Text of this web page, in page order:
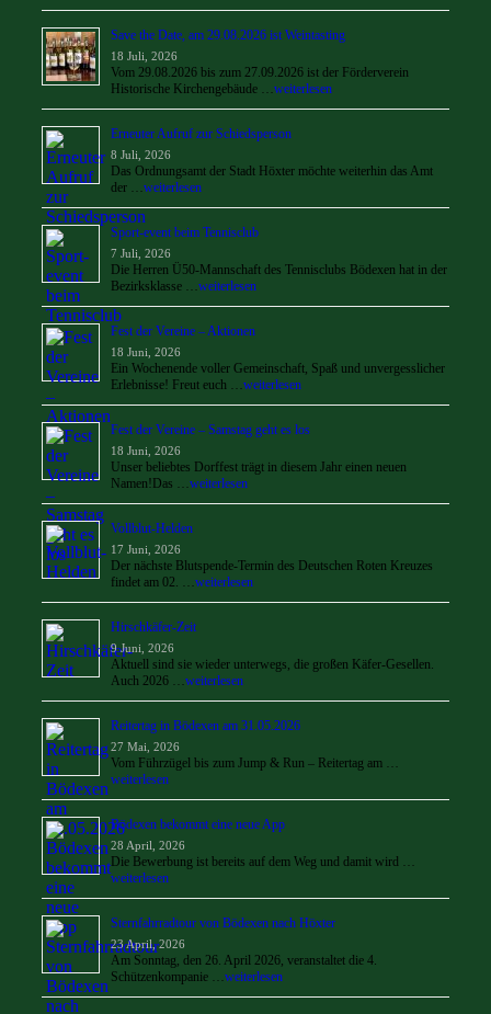
Save the Date, am 29.08.2026 ist Weintasting
18 Juli, 2026
Vom 29.08.2026 bis zum 27.09.2026 ist der Förderverein
Historische Kirchengebäude …weiterlesen
Erneuter Aufruf zur Schiedsperson
8 Juli, 2026
Das Ordnungsamt der Stadt Höxter möchte weiterhin das Amt
der …weiterlesen
Sport-event beim Tennisclub
7 Juli, 2026
Die Herren Ü50-Mannschaft des Tennisclubs Bödexen hat in der
Bezirksklasse …weiterlesen
Fest der Vereine – Aktionen
18 Juni, 2026
Ein Wochenende voller Gemeinschaft, Spaß und unvergesslicher
Erlebnisse! Freut euch …weiterlesen
Fest der Vereine – Samstag geht es los
18 Juni, 2026
Unser beliebtes Dorffest trägt in diesem Jahr einen neuen
Namen!Das …weiterlesen
Vollblut-Helden
17 Juni, 2026
Der nächste Blutspende-Termin des Deutschen Roten Kreuzes
findet am 02. …weiterlesen
Hirschkäfer-Zeit
9 Juni, 2026
Aktuell sind sie wieder unterwegs, die großen Käfer-Gesellen.
Auch 2026 …weiterlesen
Reitertag in Bödexen am 31.05.2026
27 Mai, 2026
Vom Führzügel bis zum Jump & Run – Reitertag am …
weiterlesen
Bödexen bekommt eine neue App
28 April, 2026
Die Bewerbung ist bereits auf dem Weg und damit wird …
weiterlesen
Sternfahrradtour von Bödexen nach Höxter
23 April, 2026
Am Sonntag, den 26. April 2026, veranstaltet die 4.
Schützenkompanie …weiterlesen